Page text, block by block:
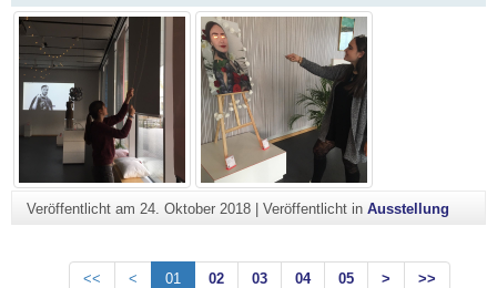
Veröffentlicht am 24. Oktober 2018| Veröffentlicht in Ausstellung
<< < 01 02 03 04 05 > >>